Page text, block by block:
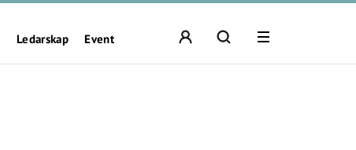
Ledarskap Event